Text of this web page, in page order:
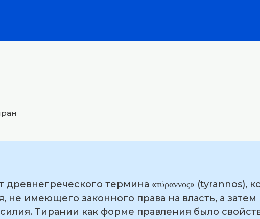
термина «τύραννος» (tyrannos),
не имеющего законного права на власть, а
Тирании как форме правления было